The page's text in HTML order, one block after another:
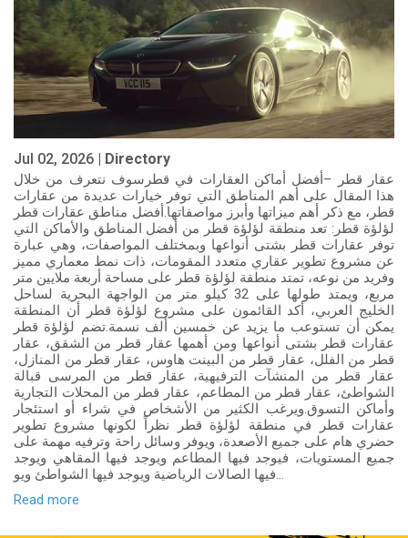
Jul 02, 2026 | Directory
عقار قطر –أفضل أماكن العقارات في قطرسوف نتعرف من خلال
هذا المقال على أهم المناطق التي توفر خيارات عديدة من عقارات
قطر، مع ذكر أهم ميزاتها وأبرز مواصفاتها.أفضل مناطق عقارات قطر
لؤلؤة قطر: تعد منطقة لؤلؤة قطر من أفضل المناطق والأماكن التي
توفر عقارات قطر بشتى أنواعها وبمختلف المواصفات، وهي عبارة
عن مشروع تطوير عقاري متعدد المقومات، ذات نمط معماري مميز
وفريد من نوعه، تمتد منطقة لؤلؤة قطر على مساحة أربعة ملايين متر
مربع، ويمتد طولها على 32 كيلو متر من الواجهة البحرية لساحل
الخليج العربي، أكد القائمون على مشروع لؤلؤة قطر أن المنطقة
يمكن أن تستوعب ما يزيد عن خمسين ألف نسمة.تضم لؤلؤة قطر
عقارات قطر بشتى أنواعها ومن أهمها عقار قطر من الشقق، عقار
قطر من الفلل، عقار قطر من البينت هاوس، عقار قطر من المنازل،
عقار قطر من المنشآت الترفيهية، عقار قطر من المرسى قبالة
الشواطئ، عقار قطر من المطاعم، عقار قطر من المحلات التجارية
وأماكن التسوق.ويرغب الكثير من الأشخاص في شراء أو استئجار
عقارات قطر في منطقة لؤلؤة قطر نظراً لكونها مشروع تطوير
حضري هام على جميع الأصعدة، ويوفر وسائل راحة وترفيه مهمة على
جميع المستويات، فيوجد فيها المطاعم ويوجد فيها المقاهي ويوجد
Read more